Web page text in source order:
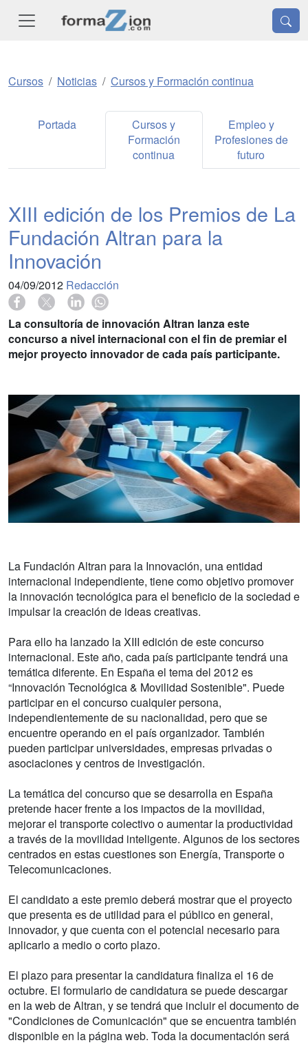
Cursos Noticias Cursos y Formación continua
Portada
Cursos y
Formación
continua
Empleo y
Profesiones de
futuro
XIII edición de los Premios de La
Fundación Altran para la
Innovación
04/09/2012 Redacción
La consultoría de innovación Altran lanza este
concurso a nivel internacional con el fin de premiar el
mejor proyecto innovador de cada país participante.
La Fundación Altran para la Innovación, una entidad
internacional independiente, tiene como objetivo promover
la innovación tecnológica para el beneficio de la sociedad e
impulsar la creación de ideas creativas.
Para ello ha lanzado la XIII edición de este concurso
internacional. Este año, cada país participante tendrá una
temática diferente. En España el tema del 2012 es
“Innovación Tecnológica & Movilidad Sostenible". Puede
participar en el concurso cualquier persona,
independientemente de su nacionalidad, pero que se
encuentre operando en el país organizador. También
pueden participar universidades, empresas privadas o
asociaciones y centros de investigación.
La temática del concurso que se desarrolla en España
pretende hacer frente a los impactos de la movilidad,
mejorar el transporte colectivo o aumentar la productividad
a través de la movilidad inteligente. Algunos de los sectores
centrados en estas cuestiones son Energía, Transporte o
Telecomunicaciones.
El candidato a este premio deberá mostrar que el proyecto
que presenta es de utilidad para el público en general,
innovador, y que cuenta con el potencial necesario para
aplicarlo a medio o corto plazo.
El plazo para presentar la candidatura finaliza el 16 de
octubre. El formulario de candidatura se puede descargar
en la web de Altran, y se tendrá que incluir el documento de
"Condiciones de Comunicación" que se encuentra también
disponible en la página web. Toda la documentación será